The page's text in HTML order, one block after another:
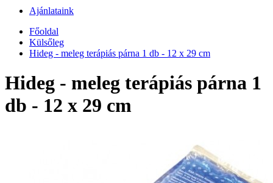
Ajánlataink
Főoldal
Külsőleg
Hideg - meleg terápiás párna 1 db - 12 x 29 cm
Hideg - meleg terápiás párna 1
db - 12 x 29 cm